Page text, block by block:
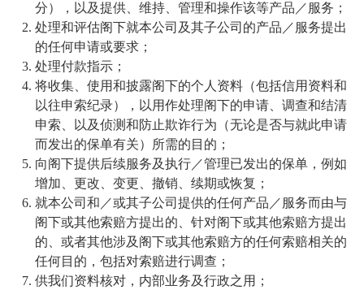
分），以及提供、维持、管理和操作该等产品／服务；
处理和评估阁下就本公司及其子公司的产品／服务提出
的任何申请或要求；
处理付款指示；
将收集、使用和披露阁下的个人资料（包括信用资料和
以往申索纪录），以用作处理阁下的申请、调查和结清
申索、以及侦测和防止欺诈行为（无论是否与就此申请
而发出的保单有关）所需的目的；
向阁下提供后续服务及执行／管理已发出的保单，例如
增加、更改、变更、撤销、续期或恢复；
就本公司和／或其子公司提供的任何产品／服务而由与
阁下或其他索赔方提出的、针对阁下或其他索赔方提出
的、或者其他涉及阁下或其他索赔方的任何索赔相关的
任何目的，包括对索赔进行调查；
供我们资料核对，内部业务及行政之用；